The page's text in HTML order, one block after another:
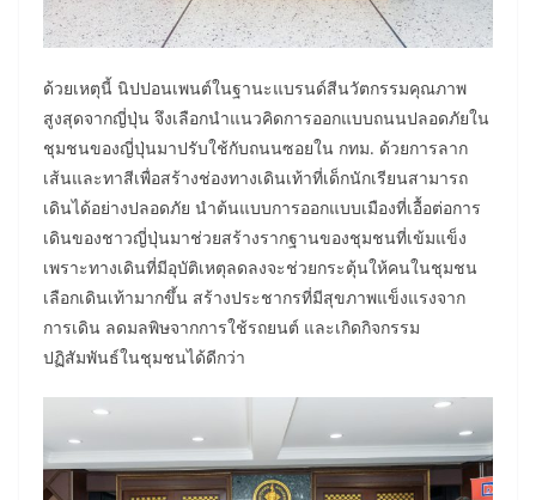
ด้วยเหตุนี้ นิปปอนเพนต์ในฐานะแบรนด์สีนวัตกรรมคุณภาพ
สูงสุดจากญี่ปุ่น จึงเลือกนำแนวคิดการออกแบบถนนปลอดภัยใน
ชุมชนของญี่ปุ่นมาปรับใช้กับถนนซอยใน กทม. ด้วยการลาก
เส้นและทาสีเพื่อสร้างช่องทางเดินเท้าที่เด็กนักเรียนสามารถ
เดินได้อย่างปลอดภัย นำต้นแบบการออกแบบเมืองที่เอื้อต่อการ
เดินของชาวญี่ปุ่นมาช่วยสร้างรากฐานของชุมชนที่เข้มแข็ง
เพราะทางเดินที่มีอุบัติเหตุลดลงจะช่วยกระตุ้นให้คนในชุมชน
เลือกเดินเท้ามากขึ้น สร้างประชากรที่มีสุขภาพแข็งแรงจาก
การเดิน ลดมลพิษจากการใช้รถยนต์ และเกิดกิจกรรม
ปฏิสัมพันธ์ในชุมชนได้ดีกว่า